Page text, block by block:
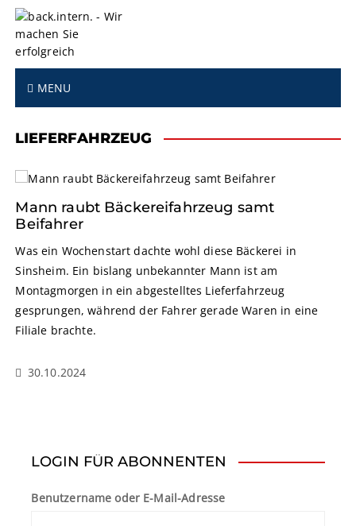
MENU
LIEFERFAHRZEUG
Mann raubt Bäckereifahrzeug samt
Beifahrer
Was ein Wochenstart dachte wohl diese Bäckerei in
Sinsheim. Ein bislang unbekannter Mann ist am
Montagmorgen in ein abgestelltes Lieferfahrzeug
gesprungen, während der Fahrer gerade Waren in eine
Filiale brachte.
30.10.2024
LOGIN FÜR ABONNENTEN
Benutzername oder E-Mail-Adresse